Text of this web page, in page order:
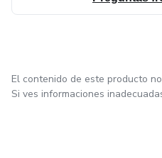
CompuTekni. Tu brújula en el
El contenido de este producto
Si ves informaciones